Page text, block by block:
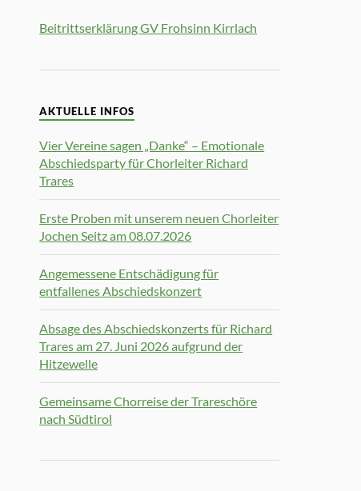
Beitrittserklärung GV Frohsinn Kirrlach
AKTUELLE INFOS
Vier Vereine sagen „Danke“ – Emotionale
Abschiedsparty für Chorleiter Richard
Trares
Erste Proben mit unserem neuen Chorleiter
Jochen Seitz am 08.07.2026
Angemessene Entschädigung für
entfallenes Abschiedskonzert
Absage des Abschiedskonzerts für Richard
Trares am 27. Juni 2026 aufgrund der
Hitzewelle
Gemeinsame Chorreise der Trareschöre
nach Südtirol